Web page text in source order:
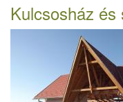
Kulcsosház